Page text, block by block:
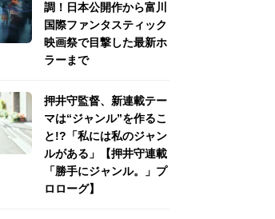
調！日本公開作から富川
国際ファンタスティック
映画祭で目撃した最新ホ
ラーまで
押井守監督、新連載テー
マは“ジャンル”を作るこ
と!?「私には私のジャン
ルがある」【押井守連載
「勝手にジャンル。」プ
ロローグ】